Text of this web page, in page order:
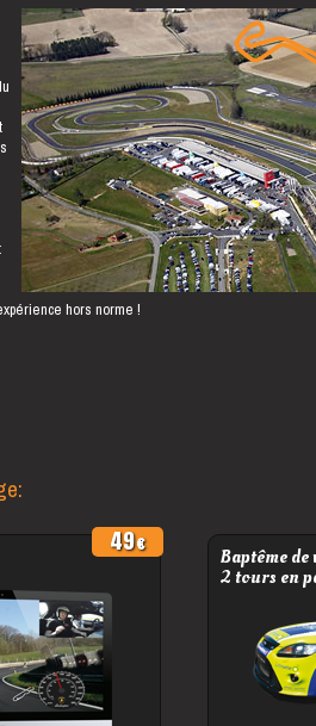
hors norme !
49
Baptême de
2 tours en